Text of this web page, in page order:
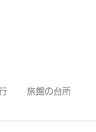
旅館の台所